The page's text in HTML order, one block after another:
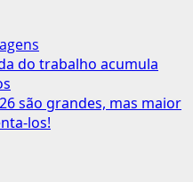
do trabalho acumula
são grandes, mas maior
los!